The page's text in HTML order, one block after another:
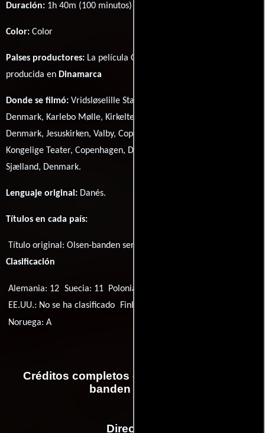
Duración: 1h 40m (100 minutos) .
Color: Color
Paises productores: La película Olsen-banden ser rødt fué
producida en Dinamarca
Donde se filmó: Vridsløselille Statsfængsel, Albertslund, Sjælland,
Denmark, Karlebo Mølle, Kirkeltevej 161, Karlebo, Sjælland,
Denmark, Jesuskirken, Valby, Copenhagen, Denmark, Det
Kongelige Teater, Copenhagen, Denmark y Vallø Slot, Stevns,
Sjælland, Denmark.
Lenguaje original: Danés.
Títulos en cada país:
Título original:Olsen-banden ser rødt
Clasificación
Alemania: 12 Suecia: 11
Polonia: 12
EE.UU.: No se ha clasificado
Finlandia: S
Noruega: A
Créditos completos de la película Olsen-
banden ser rødt
Dirección